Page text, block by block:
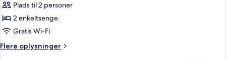
Plads til 2 personer
2 enkeltsenge
Gratis Wi-Fi
Flere oplysninger
Flere